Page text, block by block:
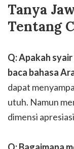
Tanya
Tentang
Q: Apakah
baca bahasa
dapat
utuh. Namun
dimensi